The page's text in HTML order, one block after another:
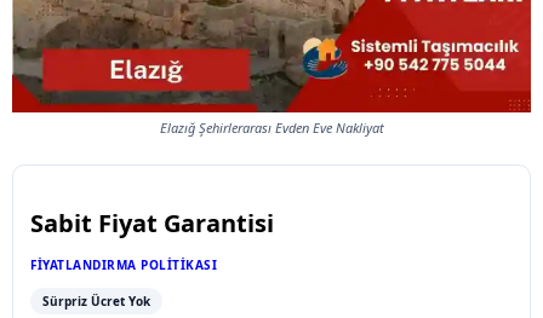
Elazığ Şehirlerarası Evden Eve Nakliyat
Sabit Fiyat Garantisi
FIYATLANDIRMA POLITIKASI
Sürpriz Ücret Yok